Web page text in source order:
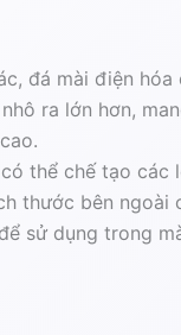
đá mài điện hóa
ra lớn hơn,
thể chế tạo các
thước bên ngoài
sử dụng trong